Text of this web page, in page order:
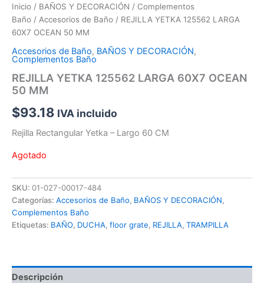
Inicio / BAÑOS Y DECORACIÓN / Complementos
Baño / Accesorios de Baño / REJILLA YETKA 125562 LARGA
60X7 OCEAN 50 MM
Accesorios de Baño, BAÑOS Y DECORACIÓN,
Complementos Baño
REJILLA YETKA 125562 LARGA 60X7 OCEAN
50 MM
$93.18 IVA incluido
Rejilla Rectangular Yetka – Largo 60 CM
Agotado
SKU: 01-027-00017-484
Categorías: Accesorios de Baño, BAÑOS Y DECORACIÓN,
Complementos Baño
Etiquetas: BAÑO, DUCHA, floor grate, REJILLA, TRAMPILLA
Descripción